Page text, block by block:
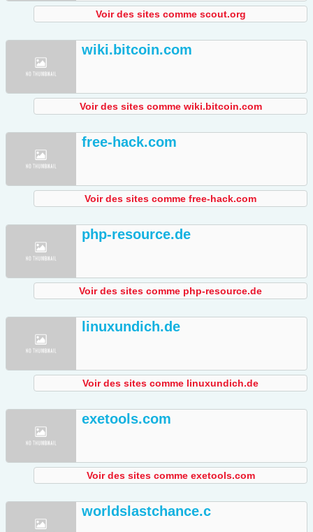
Voir des sites comme scout.org
wiki.bitcoin.com
Voir des sites comme wiki.bitcoin.com
free-hack.com
Voir des sites comme free-hack.com
php-resource.de
Voir des sites comme php-resource.de
linuxundich.de
Voir des sites comme linuxundich.de
exetools.com
Voir des sites comme exetools.com
worldslastchance.c